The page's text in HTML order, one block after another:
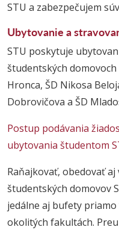
STU a zabezpečujem
Ubytovanie a
STU poskytuje
študentských domovoch
Hronca, ŠD Nikosa
Dobrovičova a ŠD
Postup podávania
ubytovania študentom
Raňajkovať, obedovať
študentských domovov
jedálne aj bufety
okolitých fakultách.